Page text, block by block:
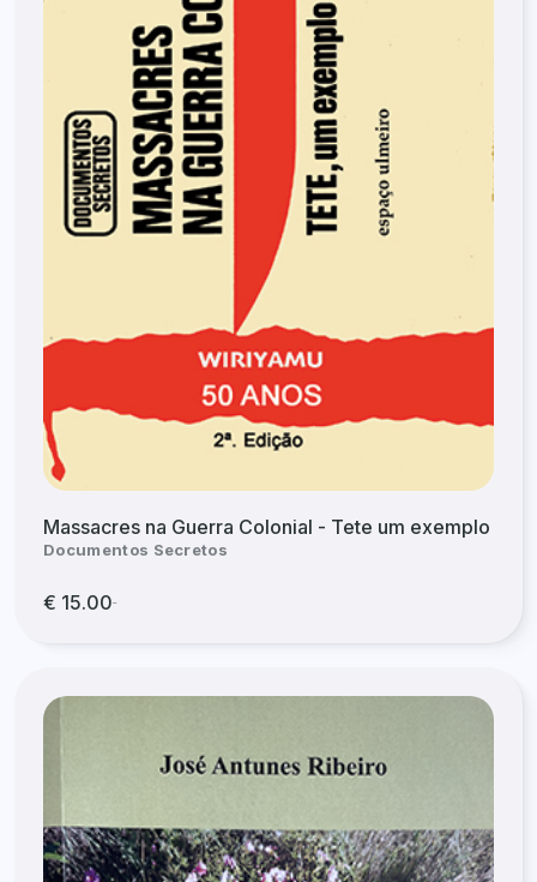
Massacres na Guerra Colonial - Tete um exemplo
Documentos Secretos
€ 15.00